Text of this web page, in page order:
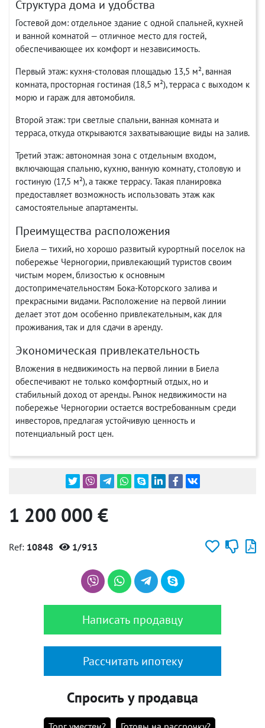
Структура дома и удобства
Гостевой дом: отдельное здание с одной спальней, кухней
и ванной комнатой — отличное место для гостей,
обеспечивающее их комфорт и независимость.
Первый этаж: кухня-столовая площадью 13,5 м², ванная
комната, просторная гостиная (18,5 м²), терраса с выходом к
морю и гараж для автомобиля.
Второй этаж: три светлые спальни, ванная комната и
терраса, откуда открываются захватывающие виды на залив.
Третий этаж: автономная зона с отдельным входом,
включающая спальню, кухню, ванную комнату, столовую и
гостиную (17,5 м²), а также террасу. Такая планировка
предоставляет возможность использовать этаж как
самостоятельные апартаменты.
Преимущества расположения
Биела — тихий, но хорошо развитый курортный поселок на
побережье Черногории, привлекающий туристов своим
чистым морем, близостью к основным
достопримечательностям Бока-Которского залива и
прекрасными видами. Расположение на первой линии
делает этот дом особенно привлекательным, как для
проживания, так и для сдачи в аренду.
Экономическая привлекательность
Вложения в недвижимость на первой линии в Биела
обеспечивают не только комфортный отдых, но и
стабильный доход от аренды. Рынок недвижимости на
побережье Черногории остается востребованным среди
инвесторов, предлагая устойчивую ценность и
потенциальный рост цен.
1 200 000 €
Ref: 10848 1/913
Написать продавцу
Рассчитать ипотеку
Спросить у продавца